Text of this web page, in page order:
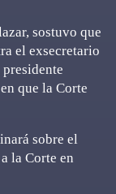
sostuvo que
el exsecretario
que la Corte
sobre el
la Corte en